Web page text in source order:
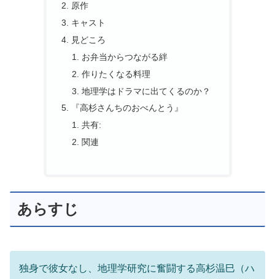
原作
キャスト
見どころ
お弁当からつながる絆
作りたくなる料理
地理学はドラマに出てくるのか？
『高杉さんちのおべんとう』
共有:
関連
あらすじ
独身で彼女なし、地理学研究に奮闘する高杉温巳（ハ